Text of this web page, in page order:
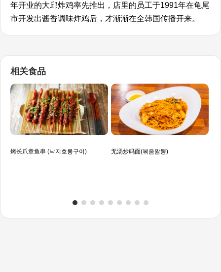
年开业的大邱炸鸡率先推出，店里的员工于1991年在龟尾
市开发出酱香调味炸鸡后，才渐渐在全韩国传播开来。
相关食品
烤长爪章鱼串 (낙지호롱구이) 无汤炒码面(볶음짬뽕)